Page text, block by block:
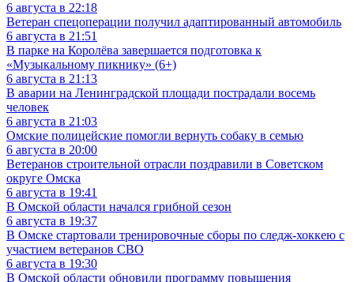
6 августа в 22:18
Ветеран спецоперации получил адаптированный автомобиль
6 августа в 21:51
В парке на Королёва завершается подготовка к
«Музыкальному пикнику» (6+)
6 августа в 21:13
В аварии на Ленинградской площади пострадали восемь
человек
6 августа в 21:03
Омские полицейские помогли вернуть собаку в семью
6 августа в 20:00
Ветеранов строительной отрасли поздравили в Советском
округе Омска
6 августа в 19:41
В Омской области начался грибной сезон
6 августа в 19:37
В Омске стартовали тренировочные сборы по следж-хоккею с
участием ветеранов СВО
6 августа в 19:30
В Омской области обновили программу повышения